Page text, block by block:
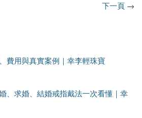
下一頁 →
費用與真實案例｜幸李輕珠寶
、求婚、結婚戒指戴法一次看懂｜幸